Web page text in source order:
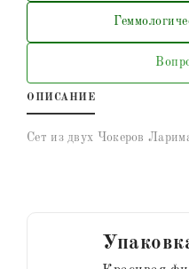
ОПИСАНИЕ
Сет из двух Чокеров